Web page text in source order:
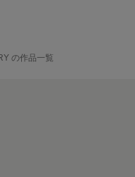
の作品一覧